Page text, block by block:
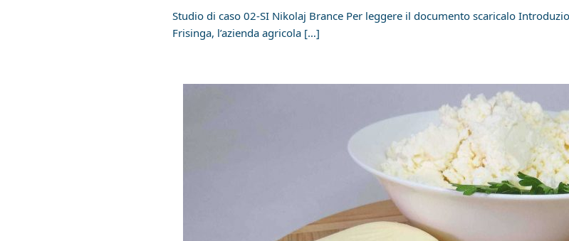
Studio di caso 02-SI Nikolaj Brance Per leggere il documento scaricalo
Frisinga, l’azienda agricola […]